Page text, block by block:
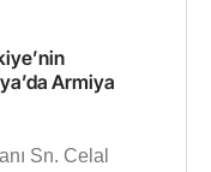
Armiya
Sn. Celal